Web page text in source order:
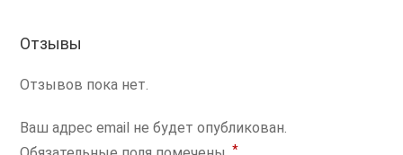
Отзывы
Отзывов пока нет.
Ваш адрес email не будет опубликован.
*